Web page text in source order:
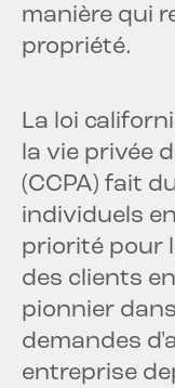
manière qui
propriété.
La loi
la vie privée
(CCPA) fait
individuels
priorité pour
des clients
pionnier
demandes
entreprise